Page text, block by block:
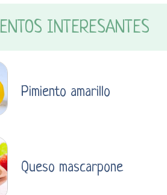
INTERESANTES
Pimiento amarillo
Queso mascarpone